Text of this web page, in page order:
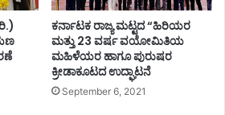
ಕರ್ನಾಟಕ ರಾಜ್ಯ ಮಟ್ಟದ “ಹಿರಿಯರ
ಮತ್ತು 23 ವರ್ಷ ವಯೋಮಿತಿಯ
ಮಹಿಳೆಯರ ಹಾಗೂ ಪುರುಷರ
ಕ್ರೀಡಾಕೂಟದ ಉದ್ಘಾಟನೆ
September 6, 2021